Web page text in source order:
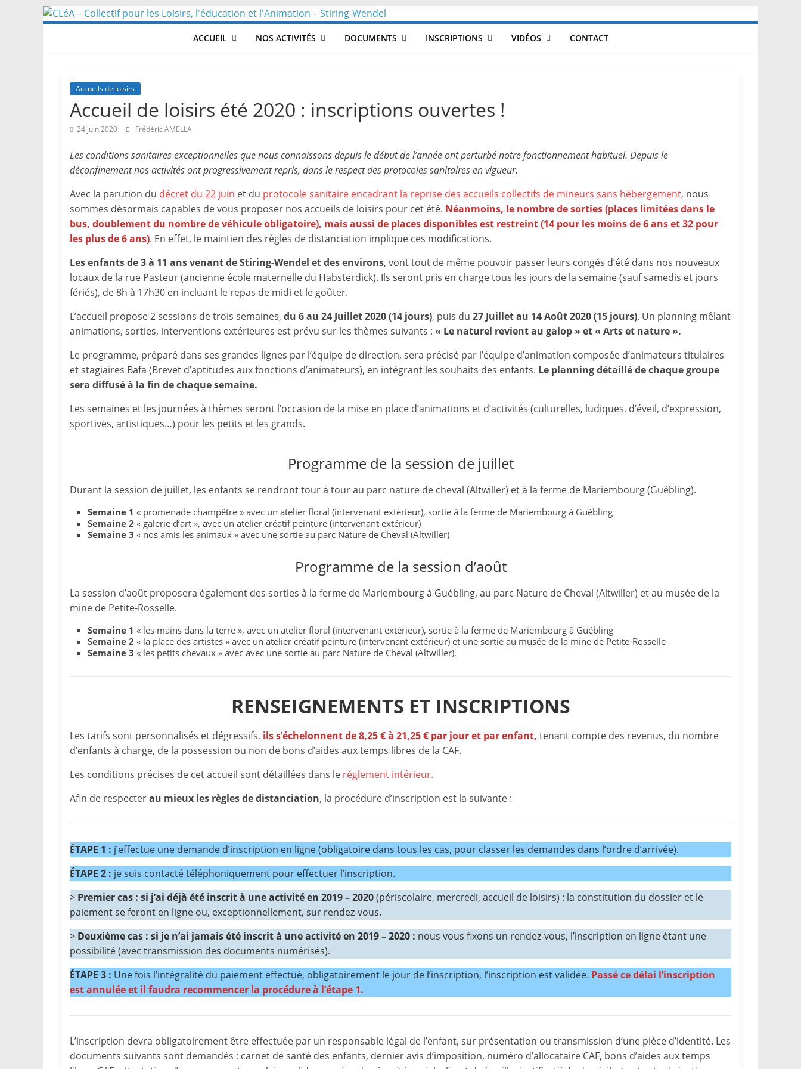
Skip
to
CLéA
Collectif
les
Loisirs,
l'éducation
et
l'Animation
–
Stiring-
Wendel
o
s
i
r
,
d
c
a
n
t
n
i
t
i
o
n
à
p
a
t
i
e
3
ACCUEIL NOS ACTIVITÉS DOCUMENTS INSCRIPTIONS VIDÉOS CONTACT
Accueils de loisirs
Accueil de loisirs été 2020 : inscriptions ouvertes !
24 juin 2020 Frédéric AMELLA
Les conditions sanitaires exceptionnelles que nous connaissons depuis le début de l’année ont perturbé notre fonctionnement habituel. Depuis le
déconfinement nos activités ont progressivement repris, dans le respect des protocoles sanitaires en vigueur.
Avec la parution du décret du 22 juin et du protocole sanitaire encadrant la reprise des accueils collectifs de mineurs sans hébergement, nous
sommes désormais capables de vous proposer nos accueils de loisirs pour cet été. Néanmoins, le nombre de sorties (places limitées dans le
bus, doublement du nombre de véhicule obligatoire), mais aussi de places disponibles est restreint (14 pour les moins de 6 ans et 32 pour
les plus de 6 ans). En effet, le maintien des règles de distanciation implique ces modifications.
Les enfants de 3 à 11 ans venant de Stiring-Wendel et des environs, vont tout de même pouvoir passer leurs congés d’été dans nos nouveaux
locaux de la rue Pasteur (ancienne école maternelle du Habsterdick). Ils seront pris en charge tous les jours de la semaine (sauf samedis et jours
fériés), de 8h à 17h30 en incluant le repas de midi et le goûter.
L’accueil propose 2 sessions de trois semaines, du 6 au 24 Juillet 2020 (14 jours), puis du 27 Juillet au 14 Août 2020 (15 jours). Un planning mêlant
animations, sorties, interventions extérieures est prévu sur les thèmes suivants : « Le naturel revient au galop » et « Arts et nature ».
Le programme, préparé dans ses grandes lignes par l’équipe de direction, sera précisé par l’équipe d’animation composée d’animateurs titulaires
et stagiaires Bafa (Brevet d’aptitudes aux fonctions d’animateurs), en intégrant les souhaits des enfants. Le planning détaillé de chaque groupe
sera diffusé à la fin de chaque semaine.
Les semaines et les journées à thèmes seront l’occasion de la mise en place d’animations et d’activités (culturelles, ludiques, d’éveil, d’expression,
sportives, artistiques…) pour les petits et les grands.
Programme de la session de juillet
Durant la session de juillet, les enfants se rendront tour à tour au parc nature de cheval (Altwiller) et à la ferme de Mariembourg (Guébling).
Semaine 1 « promenade champêtre » avec un atelier floral (intervenant extérieur), sortie à la ferme de Mariembourg à Guébling
Semaine 2 « galerie d’art », avec un atelier créatif peinture (intervenant extérieur)
Semaine 3 « nos amis les animaux » avec une sortie au parc Nature de Cheval (Altwiller)
Programme de la session d’août
La session d’août proposera également des sorties à la ferme de Mariembourg à Guébling, au parc Nature de Cheval (Altwiller) et au musée de la
mine de Petite-Rosselle.
Semaine 1 « les mains dans la terre », avec un atelier floral (intervenant extérieur), sortie à la ferme de Mariembourg à Guébling
Semaine 2 « la place des artistes » avec un atelier créatif peinture (intervenant extérieur) et une sortie au musée de la mine de Petite-Rosselle
Semaine 3 « les petits chevaux » avec avec une sortie au parc Nature de Cheval (Altwiller).
RENSEIGNEMENTS ET INSCRIPTIONS
Les tarifs sont personnalisés et dégressifs, ils s’échelonnent de 8,25 € à 21,25 € par jour et par enfant, tenant compte des revenus, du nombre
d’enfants à charge, de la possession ou non de bons d’aides aux temps libres de la CAF.
Les conditions précises de cet accueil sont détaillées dans le réglement intérieur.
Afin de respecterau mieux les règles de distanciation, la procédure d’inscription est la suivante :
ÉTAPE 1 : j’effectue une demande d’inscription en ligne (obligatoire dans tous les cas, pour classer les demandes dans l’ordre d’arrivée).
ÉTAPE 2 : je suis contacté téléphoniquement pour effectuer l’inscription.
> Premier cas : si j’ai déjà été inscrit à une activité en 2019 – 2020(périscolaire, mercredi, accueil de loisirs) : la constitution du dossier et le
paiement se feront en ligne ou, exceptionnellement, sur rendez-vous.
> Deuxième cas : si je n’ai jamais été inscrit à une activité en 2019 – 2020 : nous vous fixons un rendez-vous, l’inscription en ligne étant une
possibilité (avec transmission des documents numérisés).
ÉTAPE 3 : Une fois l’intégralité du paiement effectué, obligatoirement le jour de l’inscription, l’inscription est validée. Passé ce délai l’inscription
est annulée et il faudra recommencer la procédure à l’étape 1.
L’inscription devra obligatoirement être effectuée par un responsable légal de l’enfant, sur présentation ou transmission d’une pièce d’identité. Les
documents suivants sont demandés : carnet de santé des enfants, dernier avis d’imposition, numéro d’allocataire CAF, bons d’aides aux temps